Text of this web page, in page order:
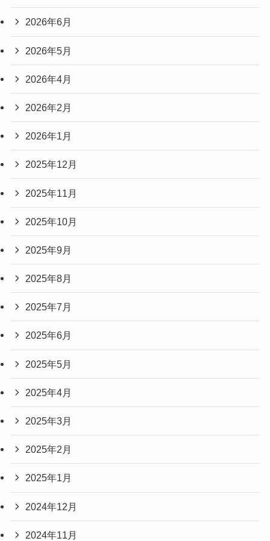
2026年6月
2026年5月
2026年4月
2026年2月
2026年1月
2025年12月
2025年11月
2025年10月
2025年9月
2025年8月
2025年7月
2025年6月
2025年5月
2025年4月
2025年3月
2025年2月
2025年1月
2024年12月
2024年11月